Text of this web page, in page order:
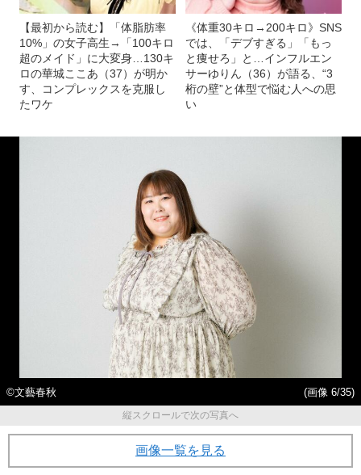
【最初から読む】「体脂肪率
10%」の女子高生→「100キロ
超のメイド」に大変身…130キ
ロの華城ここあ（37）が明か
す、コンプレックスを克服し
たワケ
《体重30キロ→200キロ》SNS
では、「デブすぎる」「もっ
と痩せろ」と…インフルエン
サーゆりん（36）が語る、“3
桁の壁”と体型で悩む人への思
い
©︎文藝春秋
(画像 6/35)
縦スクロールで次の写真へ
画像一覧を見る